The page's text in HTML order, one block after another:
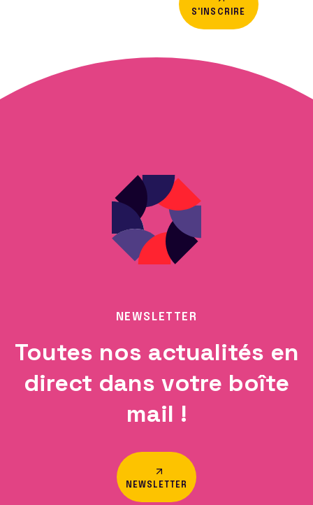
S'INSCRIRE
NEWSLETTER
Toutes nos actualités en
direct dans votre boîte
mail !
NEWSLETTER